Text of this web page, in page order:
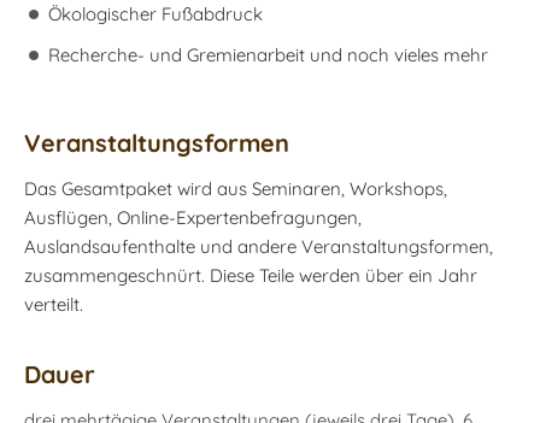
Ökologischer Fußabdruck
Recherche- und Gremienarbeit und noch vieles mehr
Veranstaltungsformen
Das Gesamtpaket wird aus Seminaren, Workshops,
Ausflügen, Online-Expertenbefragungen,
Auslandsaufenthalte und andere Veranstaltungsformen,
zusammengeschnürt. Diese Teile werden über ein Jahr
verteilt.
Dauer